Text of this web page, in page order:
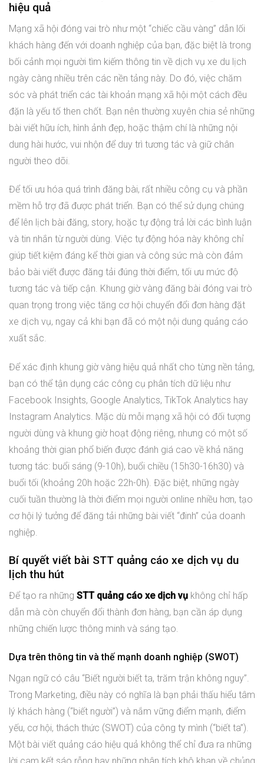
hiệu quả
Mạng xã hội đóng vai trò như một “chiếc cầu vàng” dẫn lối
khách hàng đến với doanh nghiệp của bạn, đặc biệt là trong
bối cảnh mọi người tìm kiếm thông tin về dịch vụ xe du lịch
ngày càng nhiều trên các nền tảng này. Do đó, việc chăm
sóc và phát triển các tài khoản mạng xã hội một cách đều
đặn là yếu tố then chốt. Bạn nên thường xuyên chia sẻ những
bài viết hữu ích, hình ảnh đẹp, hoặc thậm chí là những nội
dung hài hước, vui nhộn để duy trì tương tác và giữ chân
người theo dõi.
Để tối ưu hóa quá trình đăng bài, rất nhiều công cụ và phần
mềm hỗ trợ đã được phát triển. Bạn có thể sử dụng chúng
để lên lịch bài đăng, story, hoặc tự động trả lời các bình luận
và tin nhắn từ người dùng. Việc tự động hóa này không chỉ
giúp tiết kiệm đáng kể thời gian và công sức mà còn đảm
bảo bài viết được đăng tải đúng thời điểm, tối ưu mức độ
tương tác và tiếp cận. Khung giờ vàng đăng bài đóng vai trò
quan trọng trong việc tăng cơ hội chuyển đổi đơn hàng đặt
xe dịch vụ, ngay cả khi bạn đã có một nội dung quảng cáo
xuất sắc.
Để xác định khung giờ vàng hiệu quả nhất cho từng nền tảng,
bạn có thể tận dụng các công cụ phân tích dữ liệu như
Facebook Insights, Google Analytics, TikTok Analytics hay
Instagram Analytics. Mặc dù mỗi mạng xã hội có đối tượng
người dùng và khung giờ hoạt động riêng, nhưng có một số
khoảng thời gian phổ biến được đánh giá cao về khả năng
tương tác: buổi sáng (9-10h), buổi chiều (15h30-16h30) và
buổi tối (khoảng 20h hoặc 22h-0h). Đặc biệt, những ngày
cuối tuần thường là thời điểm mọi người online nhiều hơn, tạo
cơ hội lý tưởng để đăng tải những bài viết “đinh” của doanh
nghiệp.
Bí quyết viết bài STT quảng cáo xe dịch vụ du
lịch thu hút
Để tạo ra những STT quảng cáo xe dịch vụ không chỉ hấp
dẫn mà còn chuyển đổi thành đơn hàng, bạn cần áp dụng
những chiến lược thông minh và sáng tạo.
Dựa trên thông tin và thế mạnh doanh nghiệp (SWOT)
Ngạn ngữ có câu “Biết người biết ta, trăm trận không nguy”.
Trong Marketing, điều này có nghĩa là bạn phải thấu hiểu tâm
lý khách hàng (“biết người”) và nắm vững điểm mạnh, điểm
yếu, cơ hội, thách thức (SWOT) của công ty mình (“biết ta”).
Một bài viết quảng cáo hiệu quả không thể chỉ đưa ra những